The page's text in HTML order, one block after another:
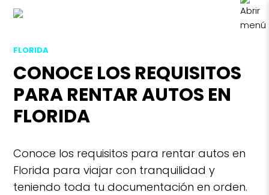
FLORIDA
CONOCE LOS REQUISITOS
PARA RENTAR AUTOS EN
FLORIDA
Conoce los requisitos para rentar autos en
Florida para viajar con tranquilidad y
teniendo toda tu documentación en orden.